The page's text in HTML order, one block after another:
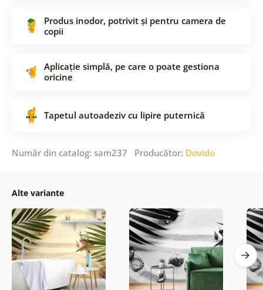
Produs inodor, potrivit și pentru camera de
copii
Aplicație simplă, pe care o poate gestiona
oricine
Tapetul autoadeziv cu lipire puternică
Număr din catalog: sam237 Producător: Dovido
Alte variante